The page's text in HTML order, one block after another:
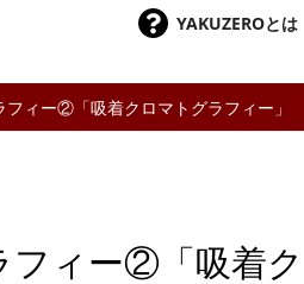
YAKUZEROとは
フィー②「吸着クロマトグラフィー」
フィー②「吸着ク